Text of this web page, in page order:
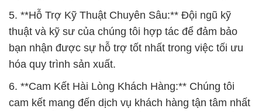
5. **Hỗ Trợ Kỹ Thuật Chuyên Sâu:** Đội ngũ kỹ
thuật và kỹ sư của chúng tôi hợp tác để đảm bảo
bạn nhận được sự hỗ trợ tốt nhất trong việc tối ưu
hóa quy trình sản xuất.
6. **Cam Kết Hài Lòng Khách Hàng:** Chúng tôi
cam kết mang đến dịch vụ khách hàng tận tâm nhất